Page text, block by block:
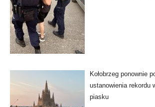
Kołobrzeg ponownie
ustanowienia rekordu
piasku